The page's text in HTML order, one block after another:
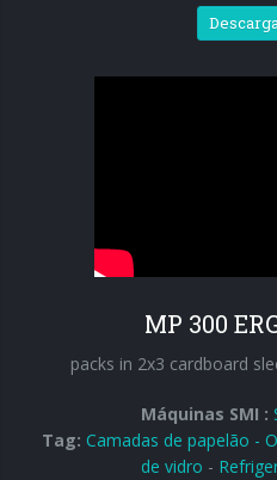
MP 300
packs in 2x3 cardboard
Máquinas SMI :
Tag: Camadas de papelão -
de vidro -